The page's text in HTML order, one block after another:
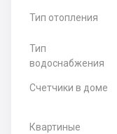
Тип отопления
Тип
водоснабжения
Счетчики в доме
Квартиные